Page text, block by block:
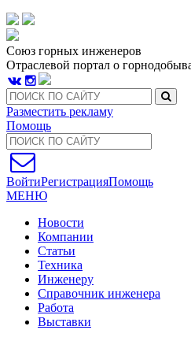
Союз горных инженеров
Отраслевой портал о
Разместить рекламу
Помощь
ВойтиРегистрацияПомощь
МЕНЮ
Новости
Компании
Статьи
Техника
Инженеру
Справочник инженера
Работа
Выставки